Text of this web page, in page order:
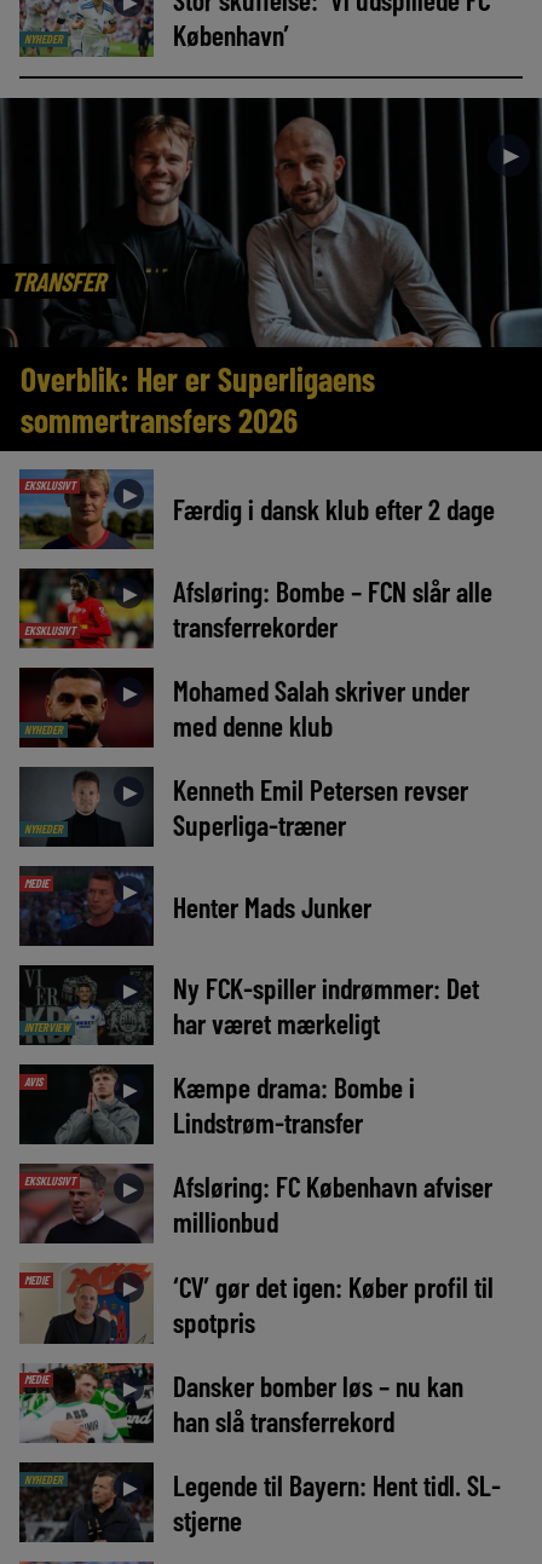
NYHEDER
København’
TRANSFER
►
Overblik: Her er Superligaens
sommertransfers 2026
EKSKLUSIVT ► Færdig i dansk klub efter 2 dage
EKSKLUSIVT
►
Afsløring: Bombe – FCN slår alle
transferrekorder
NYHEDER
►
Mohamed Salah skriver under
med denne klub
NYHEDER
►
Kenneth Emil Petersen revser
Superliga-træner
MEDIE ► Henter Mads Junker
INTERVIEW
►
Ny FCK-spiller indrømmer: Det
har været mærkeligt
AVIS ►
Kæmpe drama: Bombe i
Lindstrøm-transfer
EKSKLUSIVT ►
Afsløring: FC København afviser
millionbud
MEDIE ►
‘CV’ gør det igen: Køber profil til
spotpris
MEDIE ►
Dansker bomber løs – nu kan
han slå transferrekord
NYHEDER ►
Legende til Bayern: Hent tidl. SL-
stjerne